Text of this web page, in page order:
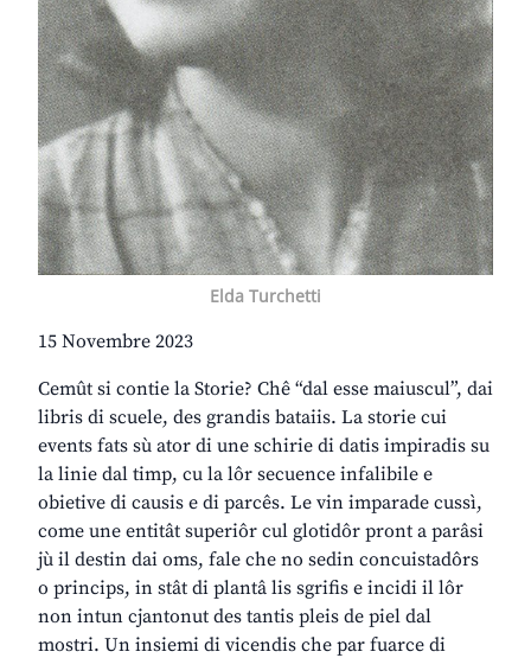
Elda Turchetti
15 Novembre 2023
Cemût si contie la Storie? Chê “dal esse maiuscul”, dai
libris di scuele, des grandis bataiis. La storie cui
events fats sù ator di une schirie di datis impiradis su
la linie dal timp, cu la lôr secuence infalibile e
obietive di causis e di parcês. Le vin imparade cussì,
come une entitât superiôr cul glotidôr pront a parâsi
jù il destin dai oms, fale che no sedin concuistadôrs
o princips, in stât di plantâ lis sgrifis e incidi il lôr
non intun cjantonut des tantis pleis de piel dal
mostri. Un insiemi di vicendis che par fuarce di